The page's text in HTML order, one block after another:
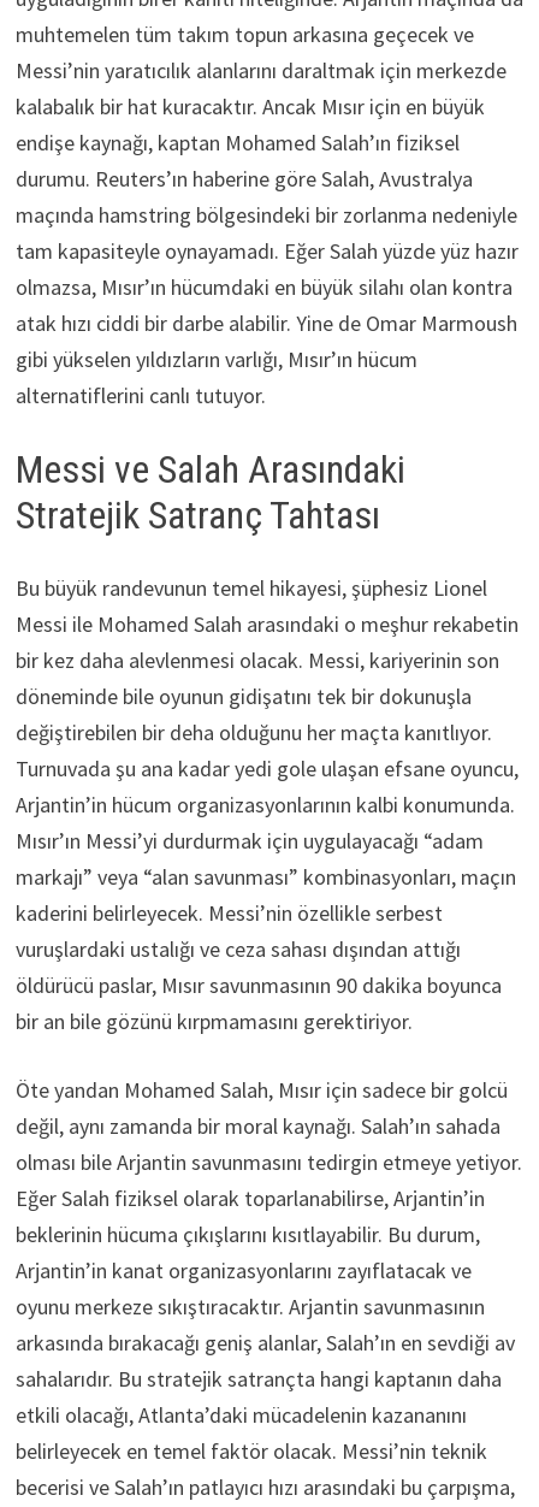
muhtemelen tüm takım topun arkasına geçecek ve
Messi’nin yaratıcılık alanlarını daraltmak için merkezde
kalabalık bir hat kuracaktır. Ancak Mısır için en büyük
endişe kaynağı, kaptan Mohamed Salah’ın fiziksel
durumu. Reuters’ın haberine göre Salah, Avustralya
maçında hamstring bölgesindeki bir zorlanma nedeniyle
tam kapasiteyle oynayamadı. Eğer Salah yüzde yüz hazır
olmazsa, Mısır’ın hücumdaki en büyük silahı olan kontra
atak hızı ciddi bir darbe alabilir. Yine de Omar Marmoush
gibi yükselen yıldızların varlığı, Mısır’ın hücum
alternatiflerini canlı tutuyor.
Messi ve Salah Arasındaki
Stratejik Satranç Tahtası
Bu büyük randevunun temel hikayesi, şüphesiz Lionel
Messi ile Mohamed Salah arasındaki o meşhur rekabetin
bir kez daha alevlenmesi olacak. Messi, kariyerinin son
döneminde bile oyunun gidişatını tek bir dokunuşla
değiştirebilen bir deha olduğunu her maçta kanıtlıyor.
Turnuvada şu ana kadar yedi gole ulaşan efsane oyuncu,
Arjantin’in hücum organizasyonlarının kalbi konumunda.
Mısır’ın Messi’yi durdurmak için uygulayacağı “adam
markajı” veya “alan savunması” kombinasyonları, maçın
kaderini belirleyecek. Messi’nin özellikle serbest
vuruşlardaki ustalığı ve ceza sahası dışından attığı
öldürücü paslar, Mısır savunmasının 90 dakika boyunca
bir an bile gözünü kırpmamasını gerektiriyor.
Öte yandan Mohamed Salah, Mısır için sadece bir golcü
değil, aynı zamanda bir moral kaynağı. Salah’ın sahada
olması bile Arjantin savunmasını tedirgin etmeye yetiyor.
Eğer Salah fiziksel olarak toparlanabilirse, Arjantin’in
beklerinin hücuma çıkışlarını kısıtlayabilir. Bu durum,
Arjantin’in kanat organizasyonlarını zayıflatacak ve
oyunu merkeze sıkıştıracaktır. Arjantin savunmasının
arkasında bırakacağı geniş alanlar, Salah’ın en sevdiği av
sahalarıdır. Bu stratejik satrançta hangi kaptanın daha
etkili olacağı, Atlanta’daki mücadelenin kazananını
belirleyecek en temel faktör olacak. Messi’nin teknik
becerisi ve Salah’ın patlayıcı hızı arasındaki bu çarpışma,